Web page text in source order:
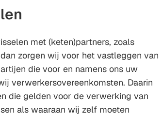
met (keten)partners, zoals
zorgen wij voor het vastleggen van
die voor en namens ons uw
verwerkersovereenkomsten. Daarin
die gelden voor de verwerking van
als waaraan wij zelf moeten